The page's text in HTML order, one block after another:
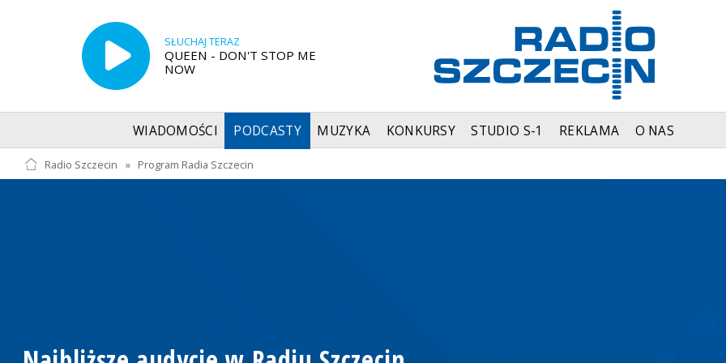
SŁUCHAJ TERAZ
QUEEN - DON'T STOP ME
NOW
WIADOMOŚCI PODCASTY MUZYKA KONKURSY STUDIO S-1 REKLAMA O NAS
Radio Szczecin » Program Radia Szczecin